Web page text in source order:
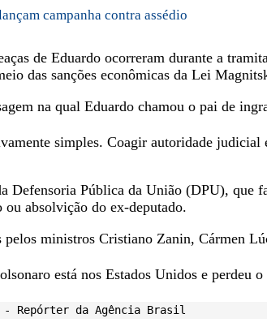
campanha contra assédio
de Eduardo ocorreram durante a
das sanções econômicas da Lei
na qual Eduardo chamou o pai de
simples. Coagir autoridade
Defensoria Pública da União (DPU),
ou absolvição do ex-deputado.
pelos ministros Cristiano Zanin, Cármen
está nos Estados Unidos e perdeu
- Repórter da Agência Brasil